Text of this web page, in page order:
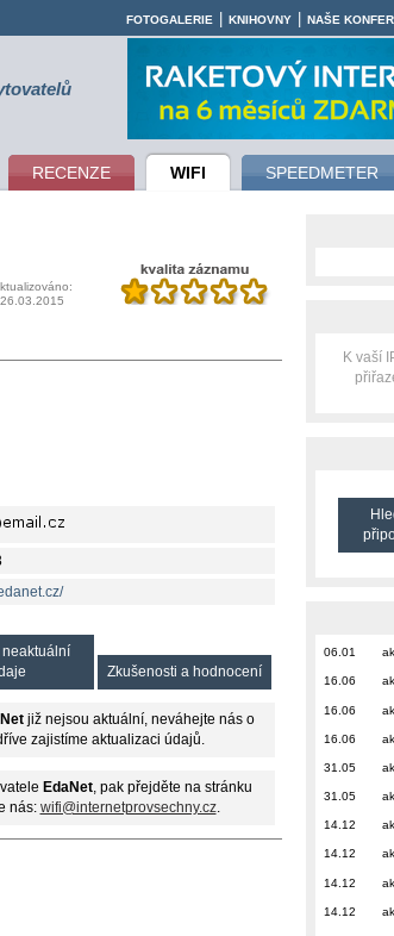
RECENZE WIFI SPEEDMETER
FOTOGALERIE KNIHOVNY NAŠE
26.03.2015
neaktuální
Zkušenosti a hodnocení
již nejsou aktuální, neváhejte nás o
zajistíme aktualizaci údajů.
EdaNet, pak přejděte na stránku
nás: wifi@internetprovsechny.cz.
K vaší
06.01
16.06
16.06
16.06
31.05
31.05
14.12
14.12
14.12
14.12